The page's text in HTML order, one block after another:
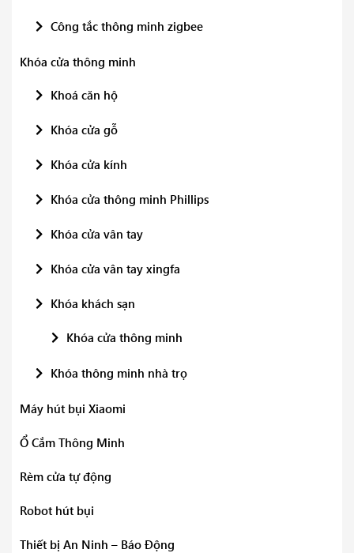
Công tắc thông minh zigbee
Khóa cửa thông minh
Khoá căn hộ
Khóa cửa gỗ
Khóa cửa kính
Khóa cửa thông minh Phillips
Khóa cửa vân tay
Khóa cửa vân tay xingfa
Khóa khách sạn
Khóa cửa thông minh
Khóa thông minh nhà trọ
Máy hút bụi Xiaomi
Ổ Cắm Thông Minh
Rèm cửa tự động
Robot hút bụi
Thiết bị An Ninh – Báo Động